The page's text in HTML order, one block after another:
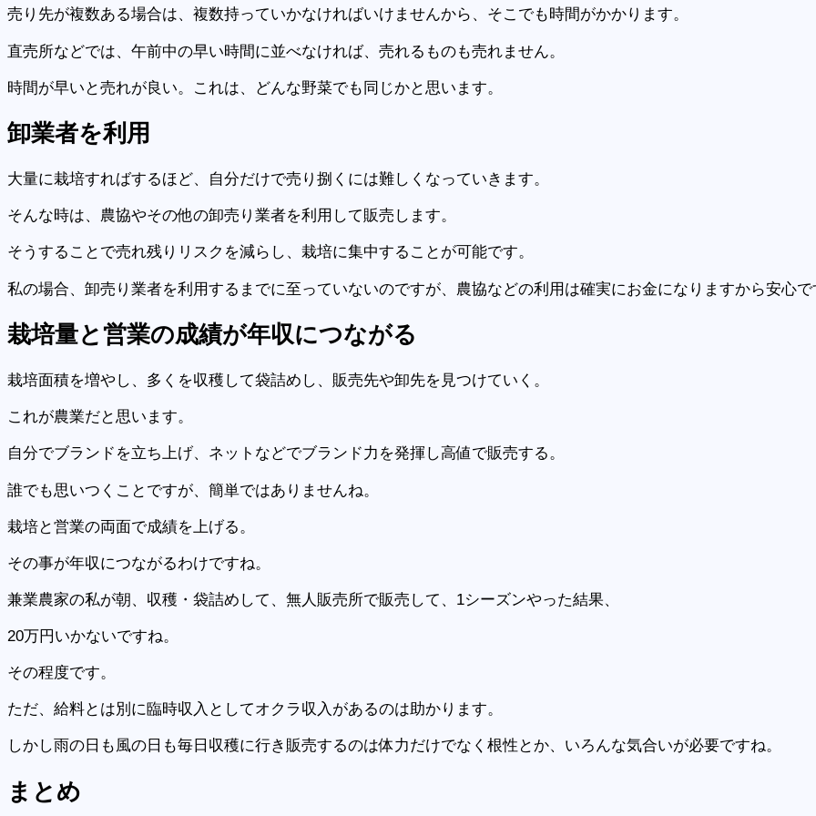
売り先が複数ある場合は、複数持っていかなければいけませんから、そこでも時間がかかります。
直売所などでは、午前中の早い時間に並べなければ、売れるものも売れません。
時間が早いと売れが良い。これは、どんな野菜でも同じかと思います。
卸業者を利用
大量に栽培すればするほど、自分だけで売り捌くには難しくなっていきます。
そんな時は、農協やその他の卸売り業者を利用して販売します。
そうすることで売れ残りリスクを減らし、栽培に集中することが可能です。
私の場合、卸売り業者を利用するまでに至っていないのですが、農協などの利用は確実にお金になりますから安心
栽培量と 営業の成績が年収につながる
栽培面積を増やし、多くを収穫して袋詰めし、販売先や卸先を見つけていく。
これが農業だと思います。
自分でブランドを立ち上げ、ネットなどでブランド力を発揮し高値で販売する。
誰でも思いつくことですが、簡単ではありませんね。
栽培と営業の両面で成績を上げる。
その事が年収につながるわけですね。
兼業農家の私が朝、収穫・袋詰めして、無人販売所で販売して、1シーズンやった結果、
20万円いかないですね。
その程度です。
ただ、給料とは別に臨時収入としてオクラ収入があるのは助かります。
しかし雨の日も風の日も毎日収穫に行き販売するのは体力だけでなく根性とか、いろんな気合いが必要ですね。
まとめ